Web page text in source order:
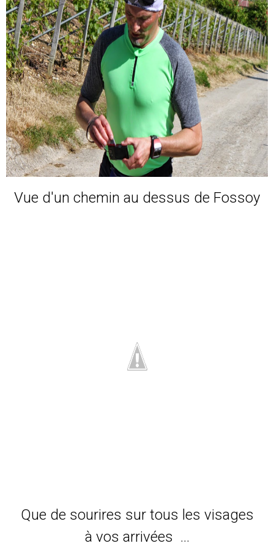
Vue d'un chemin au dessus de Fossoy
Que de sourires sur tous les visages
à vos arrivées ...